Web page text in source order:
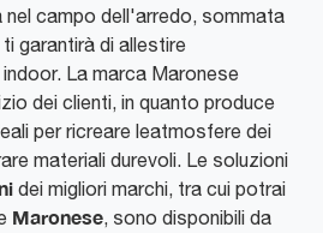
nel campo dell'arredo, sommata
ti garantirà di allestire
La marca Maronese
dei clienti, in quanto produce
per ricreare leatmosfere dei
materiali durevoli. Le soluzioni
dei migliori marchi, tra cui potrai
Maronese, sono disponibili da